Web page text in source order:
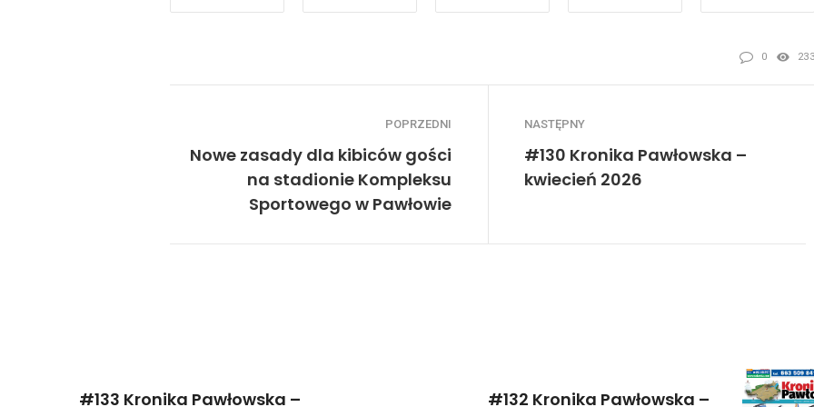
0 233
POPRZEDNI
Nowe zasady dla kibiców gości
na stadionie Kompleksu
Sportowego w Pawłowie
NASTĘPNY
#130 Kronika Pawłowska –
kwiecień 2026
#133 Kronika Pawłowska – #132 Kronika Pawłowska –